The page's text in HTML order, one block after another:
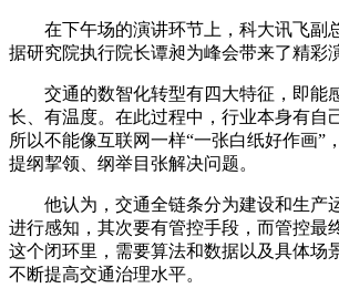
在下午场的演讲环节上，科大讯飞副
据研究院执行院长谭昶为峰会带来了精彩
交通的数智化转型有四大特征，即能
长、有温度。在此过程中，行业本身有自
所以不能像互联网一样“一张白纸好作画”
提纲挈领、纲举目张解决问题。
他认为，交通全链条分为建设和生产
进行感知，其次要有管控手段，而管控最
这个闭环里，需要算法和数据以及具体场
不断提高交通治理水平。